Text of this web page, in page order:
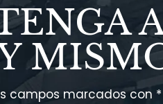
campos marcados con